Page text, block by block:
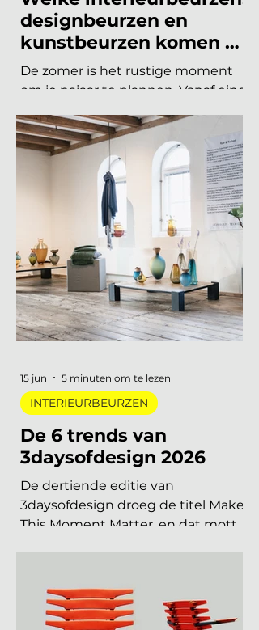
Welke interieurbeurzen,
kunstbeurzen komen er
om je najaar te plannen. Vanaf eind
augustus draait de
beurzencarrousel weer op volle
toeren, met een Nederlandse en
Belgische agenda die piekt in
september en november, en een
internationale kalender die loopt
van Helsinki tot Miami. Hieronder
vind je alle relevante
interieurbeurzen, designbeurzen
en kunstbeurzen van augustus tot
en met december 2026, op datum
agenda te blokken. Welke
interieurbeurzen, designbeurzen
INTERIEURBEURZEN
De 6 trends van
3daysofdesign 2026
De dertiende editie van
2026 meer dan vierhonderd
merken, ruim 120.000 bezoekers,
INTERIEURBEURZEN
15 jun 5 minuten om te lezen